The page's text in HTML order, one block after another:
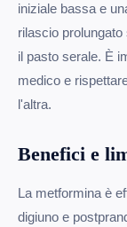
iniziale bassa e
rilascio
il pasto serale. È
medico e
l'altra.
Benefici e
La metformina è
digiuno e